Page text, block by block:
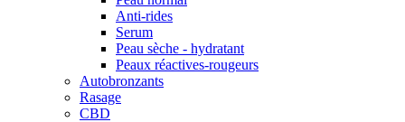
Anti-rides
Serum
Peau sèche - hydratant
Peaux réactives-rougeurs
Autobronzants
Rasage
CBD